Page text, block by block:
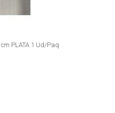
cm PLATA 1 Ud/Paq